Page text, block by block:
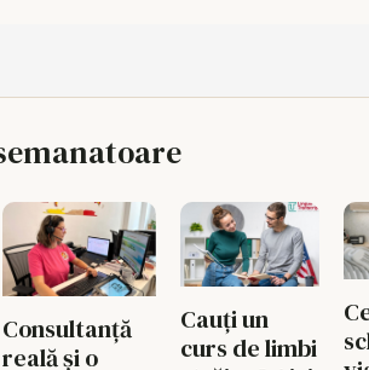
Consultanță
reală și o
Cauți un
curs de limbi